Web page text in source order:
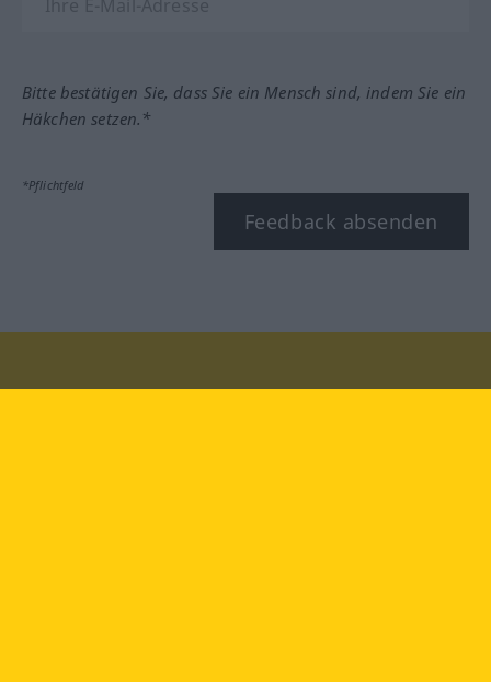
Bitte bestätigen Sie, dass Sie ein Mensch sind, indem Sie ein
Häkchen setzen.*
*Pflichtfeld
Feedback absenden